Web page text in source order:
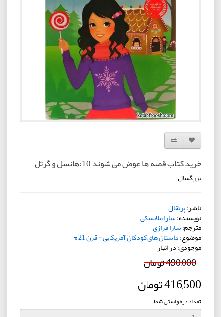
افزودن به لیست دلخواه
مقایسه این محصول
خرید کتاب قصه ها عوض می شوند 10:هانسل و گرتل
بزرگسال
ناشر:پرتقال
نویسنده:سارا ملانسکی
مترجم:سارا فرازی
موضوع:داستان های کودکان آمریکایی-قرن 21 م
موجودی: در انبار
490,000 تومان
416,500 تومان
تعداد درخواستی شما